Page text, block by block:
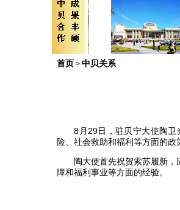
首页 > 中贝关系
8 月 29日，驻贝宁大使陶
险、社会救助和福利等方面的政
陶大使首先祝贺索苏履新
障和福利事业等方面的经验。